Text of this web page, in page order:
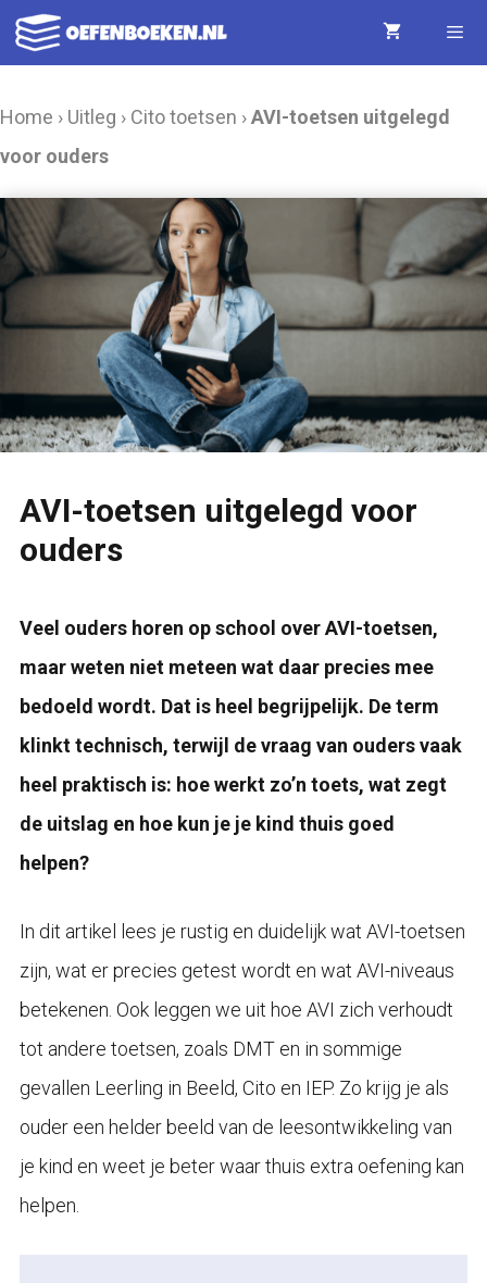
Ga
naar
Home › Uitleg › Cito toetsen ›AVI-toetsen uitgelegd
voor ouders
AVI-toetsen uitgelegd voor
ouders
Veel ouders horen op school over AVI-toetsen,
maar weten niet meteen wat daar precies mee
bedoeld wordt. Dat is heel begrijpelijk. De term
klinkt technisch, terwijl de vraag van ouders vaak
heel praktisch is: hoe werkt zo’n toets, wat zegt
de uitslag en hoe kun je je kind thuis goed
helpen?
In dit artikel lees je rustig en duidelijk wat AVI-toetsen
zijn, wat er precies getest wordt en wat AVI-niveaus
betekenen. Ook leggen we uit hoe AVI zich verhoudt
tot andere toetsen, zoals DMT en in sommige
gevallen Leerling in Beeld, Cito en IEP. Zo krijg je als
ouder een helder beeld van de leesontwikkeling van
je kind en weet je beter waar thuis extra oefening kan
helpen.